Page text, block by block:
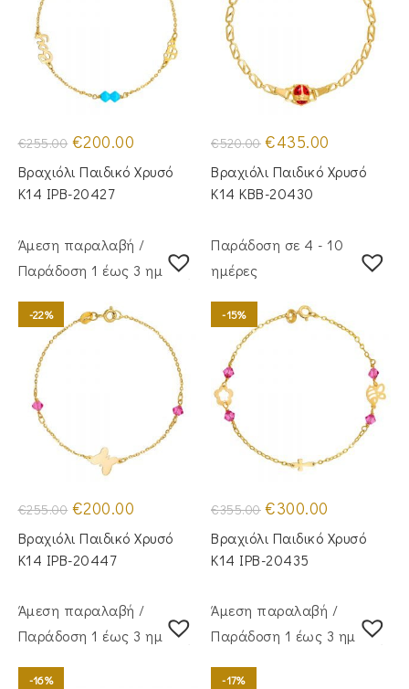
€255.00 Original
price
was:
€255.00.
€200.00
τιμή
είναι:
Βραχιόλι Παιδικό Χρυσό
Κ14 IPB-20427
€520.00 Original
price
was:
€520.00.
€435.00
τιμή
είναι:
Βραχιόλι Παιδικό Χρυσό
Κ14 KBB-20430
Άμεση παραλαβή /
Παράδoση 1 έως 3 ημέρες
-22%
€255.00 Original
price
was:
€255.00.
€200.00
τιμή
είναι:
Βραχιόλι Παιδικό Χρυσό
Κ14 IPB-20447
Παράδοση σε 4 - 10
ημέρες
-15%
€355.00 Original
price
was:
€355.00.
€300.00
τιμή
είναι:
Βραχιόλι Παιδικό Χρυσό
Κ14 IPB-20435
Άμεση παραλαβή /
Παράδoση 1 έως 3 ημέρες
-16%
Άμεση παραλαβή /
Παράδoση 1 έως 3 ημέρες
-17%